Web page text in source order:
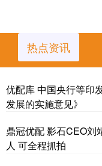
热点资讯
优配库 中国央行等印
发展的实施意见》
鼎冠优配 影石CEO刘
人 可全程抓拍